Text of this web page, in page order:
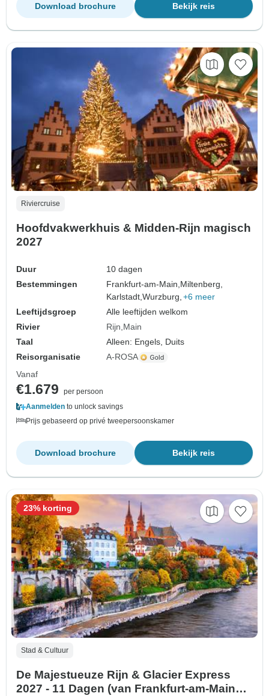
Bekijk reis
Download brochure
Riviercruise
Hoofdvakwerkhuis & Midden-Rijn magisch
2027
Duur
10 dagen
Bestemmingen
Frankfurt-am-Main, Miltenberg,
Karlstadt,Wurzburg, +6 meer
Leeftijdsgroep
Alle leeftijden welkom
Rivier
Rijn Main
Taal
Alleen: Engels, Duits
Reisorganisatie
A-ROSA
Vanaf
€1.679
per persoon
Aanmelden to unlock savings
Prijs gebaseerd op privé tweepersoonskamer
Bekijk reis
Download brochure
Stad & Cultuur
De Majestueuze Rijn & Glacier Express
2027 - 11 Dagen (van Frankfurt-am-Main
23% korting